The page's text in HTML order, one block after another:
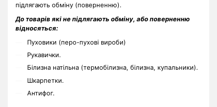
підлягають обміну (поверненню).
До товарів які не підлягають обміну, або поверненню
відносяться:
Пуховики (перо-пухові вироби)
Рукавички.
Білизна натільна (термобілизна, білизна, купальники).
Шкарпетки.
Антифог.